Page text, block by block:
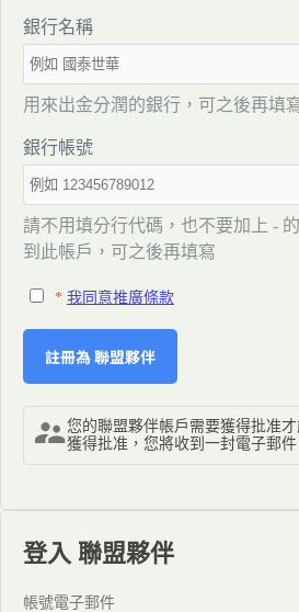
銀行名稱
用來出金分潤的銀行，可之後再填
銀行帳號
請不用填分行代碼，也不要加上 -
到此帳戶，可之後再填寫
我同意推廣條款
您的聯盟夥伴帳戶需要獲得批准
獲得批准，您將收到一封電子郵件
登入 聯盟夥伴
帳號電子郵件